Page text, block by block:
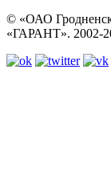
© «ОАО
«ГАРАНТ». 2002-